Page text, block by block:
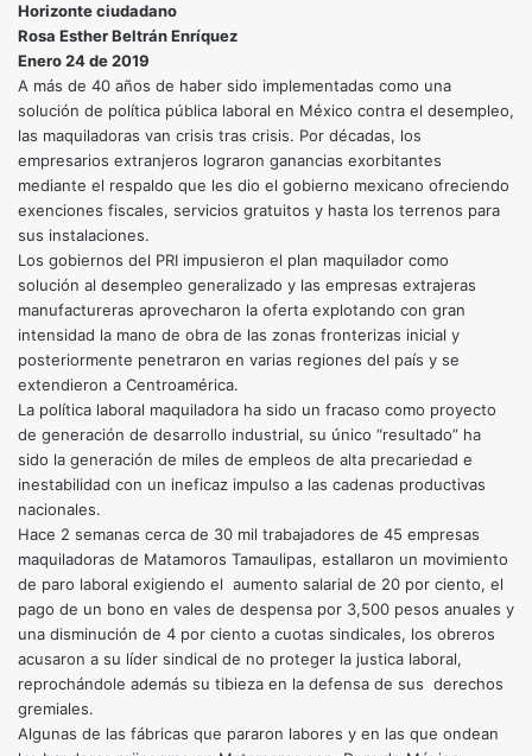
Horizonte ciudadano
Rosa Esther Beltrán Enríquez
Enero 24 de 2019
A más de 40 años de haber sido implementadas como una
solución de política pública laboral en México contra el desempleo,
las maquiladoras van crisis tras crisis. Por décadas, los
empresarios extranjeros lograron ganancias exorbitantes
mediante el respaldo que les dio el gobierno mexicano ofreciendo
exenciones fiscales, servicios gratuitos y hasta los terrenos para
sus instalaciones.
Los gobiernos del PRI impusieron el plan maquilador como
solución al desempleo generalizado y las empresas extrajeras
manufactureras aprovecharon la oferta explotando con gran
intensidad la mano de obra de las zonas fronterizas inicial y
posteriormente penetraron en varias regiones del país y se
extendieron a Centroamérica.
La política laboral maquiladora ha sido un fracaso como proyecto
de generación de desarrollo industrial, su único “resultado” ha
sido la generación de miles de empleos de alta precariedad e
inestabilidad con un ineficaz impulso a las cadenas productivas
nacionales.
Hace 2 semanas cerca de 30 mil trabajadores de 45 empresas
maquiladoras de Matamoros Tamaulipas, estallaron un movimiento
de paro laboral exigiendo el aumento salarial de 20 por ciento, el
pago de un bono en vales de despensa por 3,500 pesos anuales y
una disminución de 4 por ciento a cuotas sindicales, los obreros
acusaron a su líder sindical de no proteger la justica laboral,
reprochándole además su tibieza en la defensa de sus derechos
gremiales.
Algunas de las fábricas que pararon labores y en las que ondean